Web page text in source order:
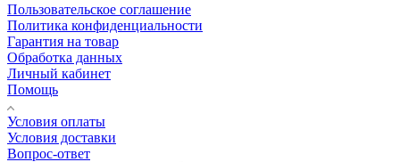
Пользовательское соглашение
Политика конфиденциальности
Гарантия на товар
Обработка данных
Личный кабинет
Помощь
Условия оплаты
Условия доставки
Вопрос-ответ